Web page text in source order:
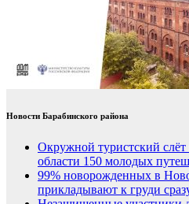
Новости Барабинского района
Окружной туристский
области 150 молодых
99% новорожденных в
прикладывают к груди